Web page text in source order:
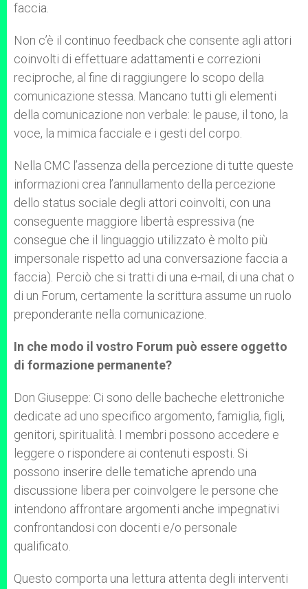
faccia.
Non c’è il continuo feedback che consente agli attori
coinvolti di effettuare adattamenti e correzioni
reciproche, al fine di raggiungere lo scopo della
comunicazione stessa. Mancano tutti gli elementi
della comunicazione non verbale: le pause, il tono, la
voce, la mimica facciale e i gesti del corpo.
Nella CMC l’assenza della percezione di tutte queste
informazioni crea l’annullamento della percezione
dello status sociale degli attori coinvolti, con una
conseguente maggiore libertà espressiva (ne
consegue che il linguaggio utilizzato è molto più
impersonale rispetto ad una conversazione faccia a
faccia). Perciò che si tratti di una e-mail, di una chat o
di un Forum, certamente la scrittura assume un ruolo
preponderante nella comunicazione.
In che modo il vostro Forum può essere oggetto
di formazione permanente?
Don Giuseppe: Ci sono delle bacheche elettroniche
dedicate ad uno specifico argomento, famiglia, figli,
genitori, spiritualità. I membri possono accedere e
leggere o rispondere ai contenuti esposti. Si
possono inserire delle tematiche aprendo una
discussione libera per coinvolgere le persone che
intendono affrontare argomenti anche impegnativi
confrontandosi con docenti e/o personale
qualificato.
Questo comporta una lettura attenta degli interventi